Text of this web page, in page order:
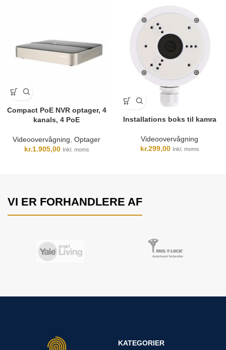
Compact PoE NVR optager, 4
kanals, 4 PoE
Videoovervågning, Optager
kr.1.905,00 Inkl. moms
Installations boks til kamra
Videoovervågning
kr.299,00 Inkl. moms
VI ER FORHANDLERE AF
KATEGORIER